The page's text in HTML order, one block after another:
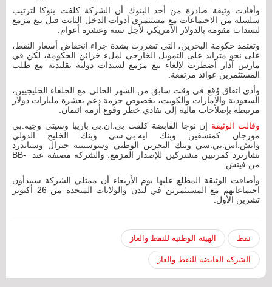
وأفادت وثيقة صادرة من أحد البنوك أن الشركة كلفت بنوكا لترتيب
سلسلة من الاجتماعات مع مستثمري أدوات الدخل الثابت قبل بيع مزمع
لسندات مقومة بالدولار الأمريكي لأجل ستة وعشرة أعوام.
وتعتمد حكومة البحرين، التي تضررت بشدة جراء انخفاض أسعار النفط،
على نحو متزايد على التمويل الخارجي لملء خزائن الحكومة، لكن في
مارس آذار اضطرت لإلغاء بيع مزمع لسندات دولية تقليدية مع طلب
المستثمرين عوائد مرتفعة.
وأدى اتفاق وُقع في وقت سابق من الشهر الحالي مع الحلفاء الخليجيين،
السعودية والإمارات والكويت، بخصوص حزمة دعم بعشرة مليارات دولار
مرتبطة بإصلاحات مالية إلى تفادي خطر وقوع أزمة ائتمان.
وقالت الوثيقة إن نوجا القابضة كلفت بي.ان.بي باريبا وسيتي وجيه.بي
مورجان كمنسقين وبنك ايه.بي.سي وبنك الخليج الدولي
واتش.اس.بي.سي وبنك البحرين الوطني وسوسيتيه جنرال وستاندرد
تشارترد كمرتبين مشتركين للإصدار المزمع. والشركة مصنفة عند ‭‭‭BB-‬‬‬ ‭‭‭
‬‬‬من فيتش.
وأضافت الوثيقة المطلع عليها يوم الأربعاء أن ممثلي الشركة سيبدأون
اجتماعاتهم مع المستثمرين في لندن والولايات المتحدة من 26 أكتوبر
تشرين الأول.
نفط الهيئة الوطنية للنفط والغاز
الشركة القابضة للنفط والغاز